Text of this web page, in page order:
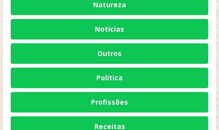
Natureza
Notícias
Outros
Política
Profissões
Receitas